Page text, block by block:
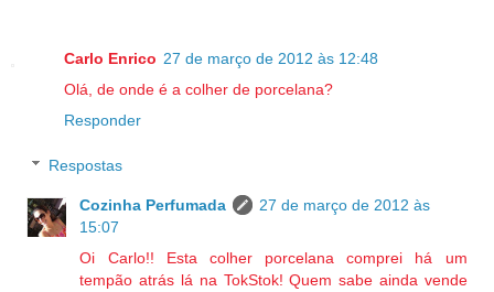
Carlo Enrico 27 de março de 2012 às 12:48
Olá, de onde é a colher de porcelana?
Responder
Respostas
Cozinha Perfumada
27 de março de 2012 às
15:07
Oi Carlo!! Esta colher porcelana comprei há um
tempão atrás lá na TokStok! Quem sabe ainda vende